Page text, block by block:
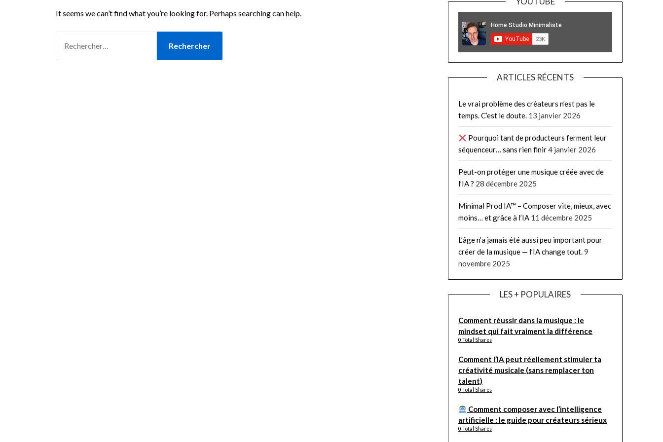
It seems we can’t find what you’re looking for. Perhaps searching can help.
ARTICLES RÉCENTS
Le vrai problème des créateurs n’est pas le
temps. C’est le doute. 13 janvier 2026
Pourquoi tant de producteurs ferment leur
séquenceur… sans rien finir4 janvier 2026
Peut-on protéger une musique créée avec de
l’IA ? 28 décembre 2025
Minimal Prod IA™ – Composer vite, mieux, avec
moins… et grâce à l’IA 11 décembre 2025
L’âge n’a jamais été aussi peu important pour
créer de la musique — l’IA change tout.9
novembre 2025
LES + POPULAIRES
Comment réussir dans la musique : le
mindset qui fait vraiment la différence
0 Total Shares
Comment l’IA peut réellement stimuler ta
créativité musicale (sans remplacer ton
talent)
0 Total Shares
Comment composer avec l’intelligence
artificielle : le guide pour créateurs sérieux
0 Total Shares